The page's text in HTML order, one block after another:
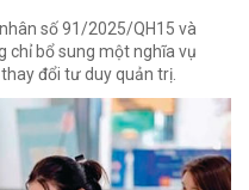
số 91/2025/QH15 và
chỉ bổ sung một nghĩa vụ
đổi tư duy quản trị.